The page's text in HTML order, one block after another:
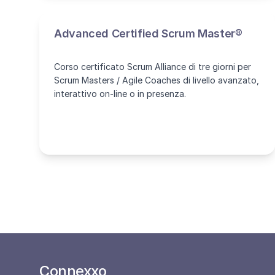
Advanced Certified Scrum Master®
Corso certificato Scrum Alliance di tre giorni per
Scrum Masters / Agile Coaches di livello avanzato,
interattivo on-line o in presenza.
Connexxo